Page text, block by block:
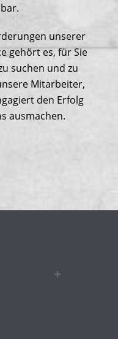
unserer
gehört es, für Sie
suchen und zu
Mitarbeiter,
den Erfolg
ausmachen.